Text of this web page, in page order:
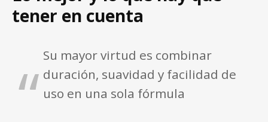
tener en cuenta
Su mayor virtud es combinar
duración, suavidad y facilidad de
uso en una sola fórmula